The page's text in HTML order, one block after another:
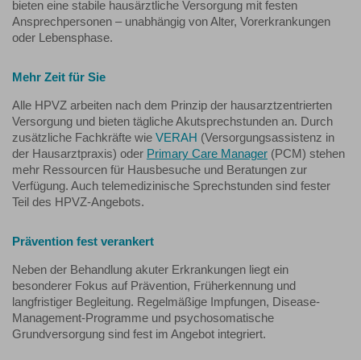
bieten eine stabile hausärztliche Versorgung mit festen
Ansprechpersonen – unabhängig von Alter, Vorerkrankungen
oder Lebensphase.
Mehr Zeit für Sie
Alle HPVZ arbeiten nach dem Prinzip der hausarztzentrierten
Versorgung und bieten tägliche Akutsprechstunden an. Durch
zusätzliche Fachkräfte wie VERAH (Versorgungsassistenz in
der Hausarztpraxis) oder Primary Care Manager (PCM) stehen
mehr Ressourcen für Hausbesuche und Beratungen zur
Verfügung. Auch telemedizinische Sprechstunden sind fester
Teil des HPVZ-Angebots.
Prävention fest verankert
Neben der Behandlung akuter Erkrankungen liegt ein
besonderer Fokus auf Prävention, Früherkennung und
langfristiger Begleitung. Regelmäßige Impfungen, Disease-
Management-Programme und psychosomatische
Grundversorgung sind fest im Angebot integriert.